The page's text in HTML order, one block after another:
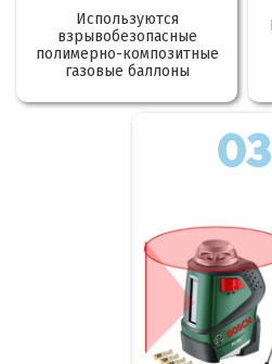
Используются
взрывобезопасные
полимерно-композитные
газовые баллоны
03